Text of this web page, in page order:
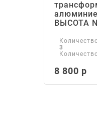
ВЫСОТА
3
8 800 р